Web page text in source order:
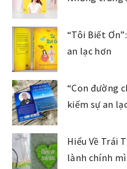
“Tôi Biết
an lạc hơn
“Con đường
kiếm sự an
Hiểu Về Trái
lành chính